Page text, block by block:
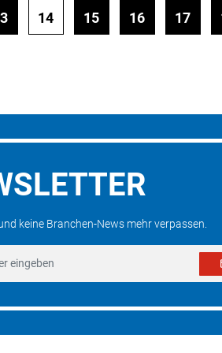
14 15 16 17
keine Branchen-News mehr verpassen.